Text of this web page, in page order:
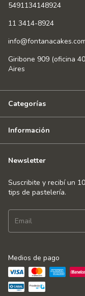
5491134148924
11 3414-8924
Giribone 909 (oficina
Aires
Categorías
Información
Newsletter
Suscribite y recibí un
tips de pastelería.
Medios de pago